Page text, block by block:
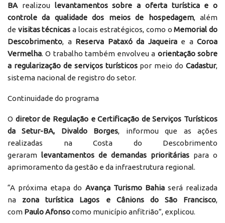
BA realizou levantamentos sobre a oferta turística e o
controle da qualidade dos meios de hospedagem, além
de visitas técnicas a locais estratégicos, como oMemorial do
Descobrimento, a Reserva Pataxó da Jaqueirae a Coroa
Vermelha. O trabalho também envolveu a orientação sobre
a regularização de serviços turísticospor meio do Cadastur,
sistema nacional de registro do setor.
Continuidade do programa
O diretor de Regulação e Certificação de Serviços Turísticos
da Setur-BA, Divaldo Borges, informou que as ações
realizadas na Costa do Descobrimento
geraram levantamentos de demandas prioritárias para o
aprimoramento da gestão e da infraestrutura regional.
“A próxima etapa do Avança Turismo Bahiaserá realizada
na zona turística Lagos e Cânions do São Francisco,
com Paulo Afonsocomo município anfitrião”, explicou.